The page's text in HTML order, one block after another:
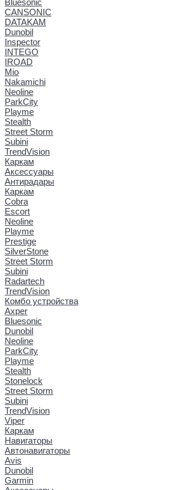
CANSONIC
DATAKAM
Dunobil
Inspector
INTEGO
IROAD
Mio
Nakamichi
Neoline
ParkCity
Playme
Stealth
Street Storm
Subini
TrendVision
Каркам
Аксессуары
Антирадары
Каркам
Cobra
Escort
Neoline
Playme
Prestige
SilverStone
Street Storm
Subini
Radartech
TrendVision
Комбо устройства
Axper
Bluesonic
Dunobil
Neoline
ParkCity
Playme
Stealth
Stonelock
Street Storm
Subini
TrendVision
Viper
Каркам
Навигаторы
Автонавигаторы
Avis
Dunobil
Garmin